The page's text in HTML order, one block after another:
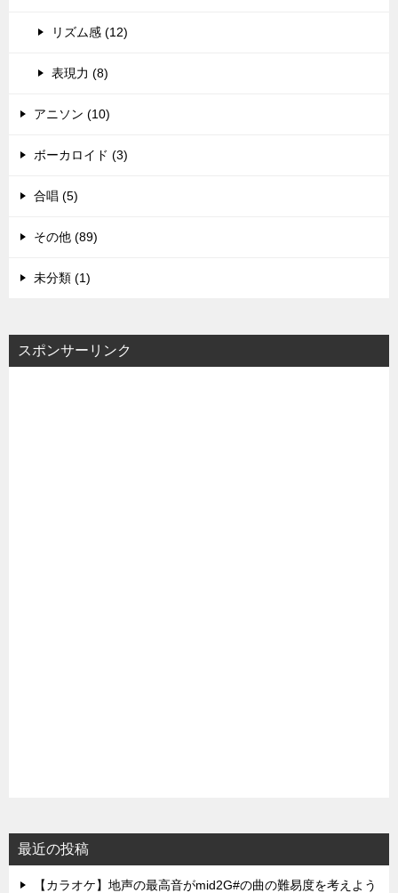
リズム感 (12)
表現力 (8)
アニソン (10)
ボーカロイド (3)
合唱 (5)
その他 (89)
未分類 (1)
スポンサーリンク
最近の投稿
【カラオケ】地声の最高音がmid2G#の曲の難易度を考えよう